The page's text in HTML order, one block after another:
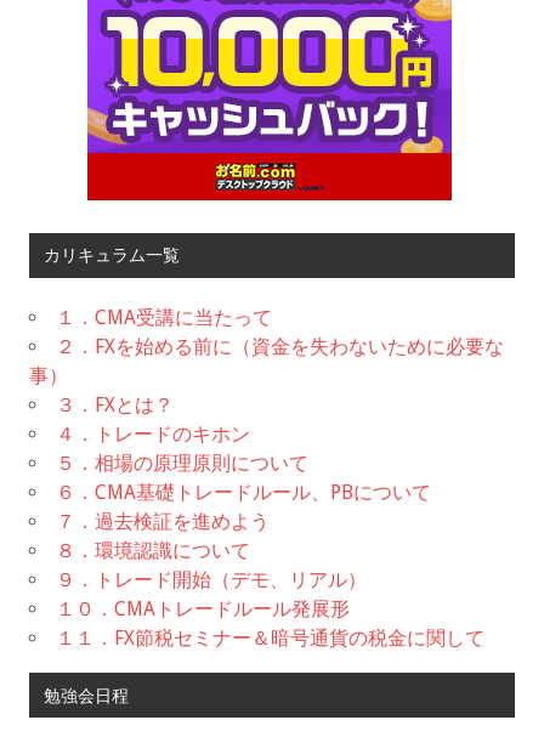
カリキュラム一覧
１．CMA受講に当たって
２．FXを始める前に（資金を失わないために必要な
事）
３．FXとは？
４．トレードのキホン
５．相場の原理原則について
６．CMA基礎トレードルール、PBについて
７．過去検証を進めよう
８．環境認識について
９．トレード開始（デモ、リアル）
１０．CMAトレードルール発展形
１１．FX節税セミナー＆暗号通貨の税金に関して
勉強会日程